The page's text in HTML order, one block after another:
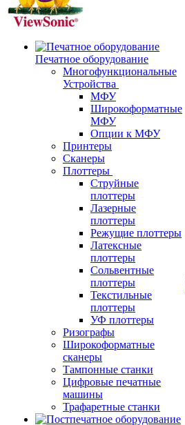
Печатное оборудование
Многофункциональные
Устройства
МФУ
Широкоформатные
МФУ
Опции к МФУ
Принтеры
Сканеры
Плоттеры
Струйные
плоттеры
Лазерные
плоттеры
Режущие плоттеры
Латексные
плоттеры
Сольвентные
плоттеры
Текстильные
плоттеры
УФ плоттеры
Ризографы
Широкоформатные
сканеры
Тампонные станки
Цифровые печатные
машины
Трафаретные станки